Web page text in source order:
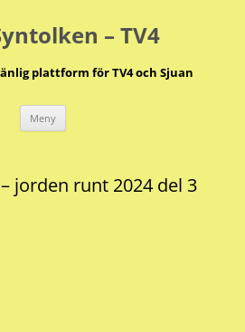
– TV4
plattform för TV4 och Sjuan
Meny
jorden runt 2024 del 3